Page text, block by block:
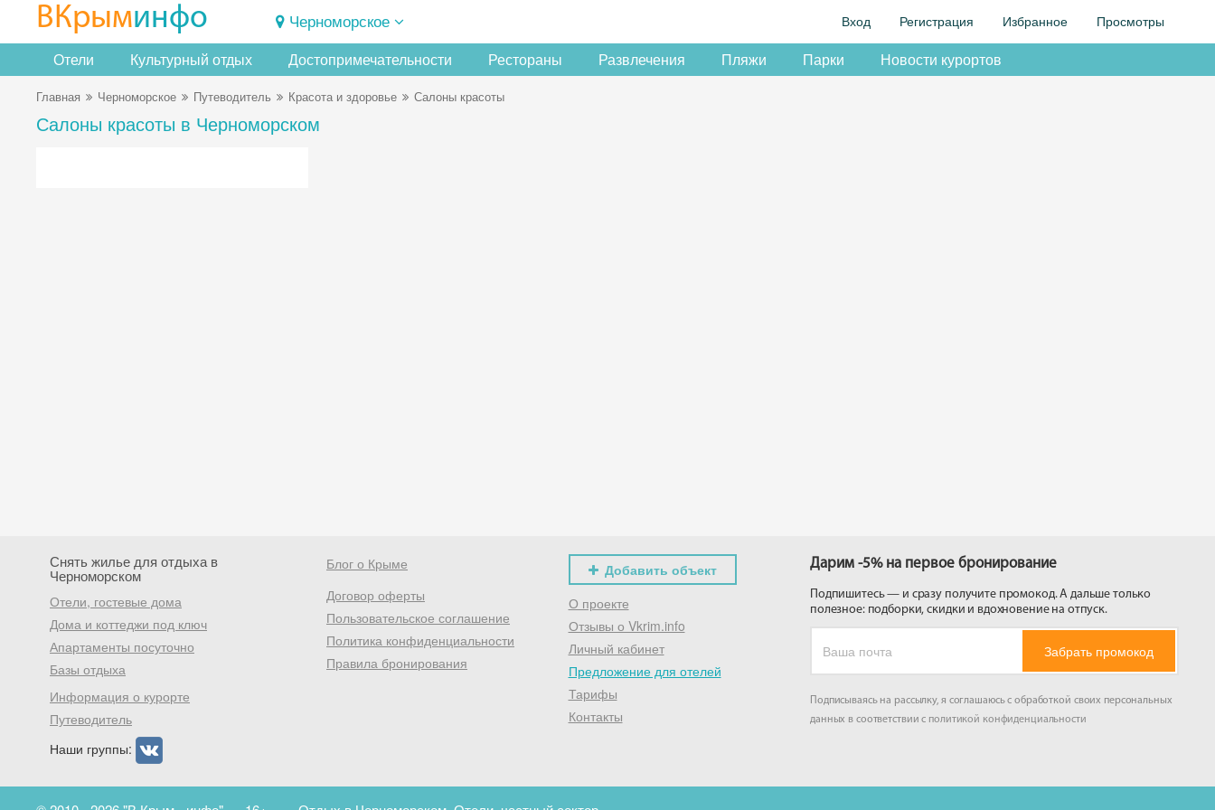
ВКрыминфо Черноморское Вход Регистрация Избранное Просмотры
Отели Культурный отдых Достопримечательности Рестораны Развлечения Пляжи Парки Новости курортов
Главная Черноморское Путеводитель Красота и здоровье Салоны красоты
Салоны красоты в Черноморском
Снять жилье для отдыха в
Черноморском
Отели, гостевые дома
Дома и коттеджи под ключ
Апартаменты посуточно
Базы отдыха
Информация о курорте
Путеводитель
Наши группы:
Блог о Крыме
Договор оферты
Пользовательское соглашение
Политика конфиденциальности
Правила бронирования
Добавить объект
О проекте
Отзывы о Vkrim.info
Личный кабинет
Предложение для отелей
Тарифы
Контакты
Дарим -5% на первое бронирование
Подпишитесь — и сразу получите промокод. А дальше только
полезное: подборки, скидки и вдохновение на отпуск.
Забрать промокод
Подписываясь на рассылку, я соглашаюсь с обработкой своих персональных
данных в соответствии с политикой конфиденциальности